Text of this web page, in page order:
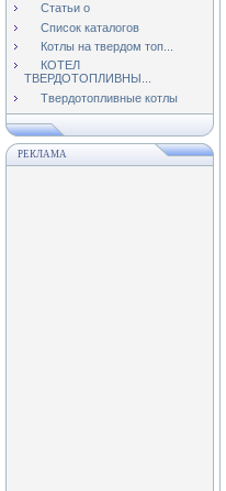
Статьи о
Список каталогов
Котлы на твердом топ...
КОТЕЛ
ТВЕРДОТОПЛИВНЫ...
Твердотопливные котлы
РЕКЛАМА